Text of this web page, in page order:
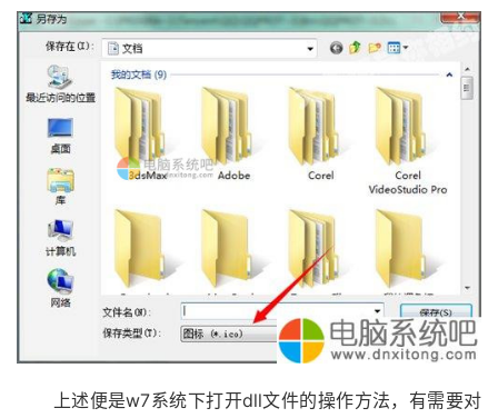
上述便是w7系统下打开dll文件的操作方法，有需要对